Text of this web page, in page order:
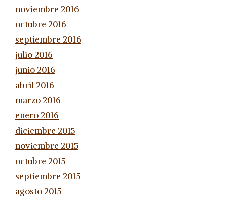
noviembre 2016
octubre 2016
septiembre 2016
julio 2016
junio 2016
abril 2016
marzo 2016
enero 2016
diciembre 2015
noviembre 2015
octubre 2015
septiembre 2015
agosto 2015